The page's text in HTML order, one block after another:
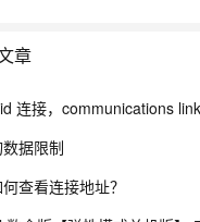
章
连接，communications
据限制
查看连接地址？